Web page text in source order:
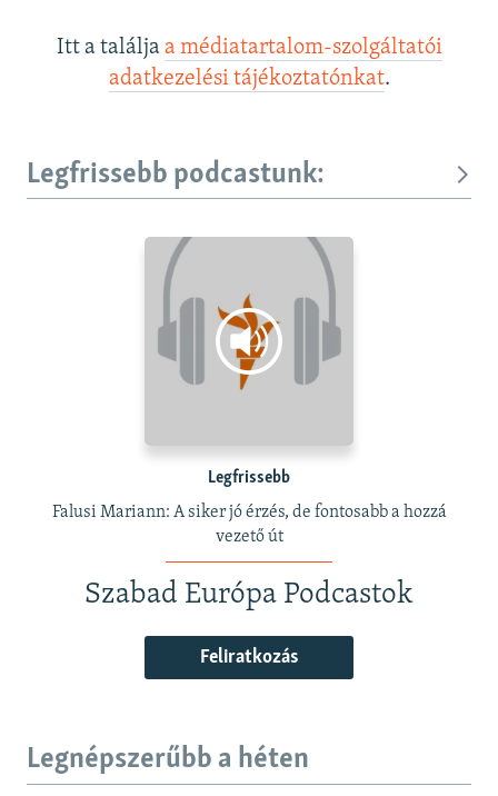
Itt a találja a médiatartalom-szolgáltatói
adatkezelési tájékoztatónkat.
Legfrissebb podcastunk:
Legfrissebb
Falusi Mariann: A siker jó érzés, de fontosabb a hozzá
vezető út
Szabad Európa Podcastok
Feliratkozás
Legnépszerűbb a héten